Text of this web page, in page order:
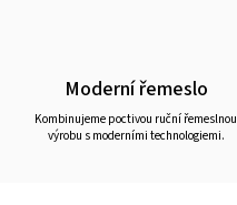
Moderní řemeslo
Kombinujeme poctivou ruční řemeslnou
výrobu s moderními technologiemi.